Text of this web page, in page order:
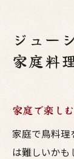
ジュー
家庭料
家庭で楽し
家庭で鳥料
は難しいか